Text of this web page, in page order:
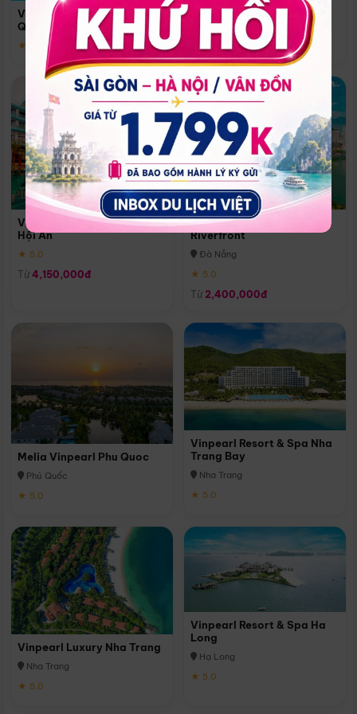
Vinpearl Resort & Spa Phu
Quoc
★ 5.0
Quoc
Phú Quốc
★ 5.0
Vinpearl Resort & Golf Nam
Hội An
★ 5.0
Từ 4,150,000đ
Melia Vinpearl Danang
Riverfront
Đà Nẵng
★ 5.0
Từ 2,400,000đ
Melia Vinpearl Phu Quoc
Phú Quốc
★ 5.0
Vinpearl Resort & Spa Nha
Trang Bay
Nha Trang
★ 5.0
Vinpearl Luxury Nha Trang
Nha Trang
★ 5.0
Vinpearl Resort & Spa Ha
Long
Hạ Long
★ 5.0